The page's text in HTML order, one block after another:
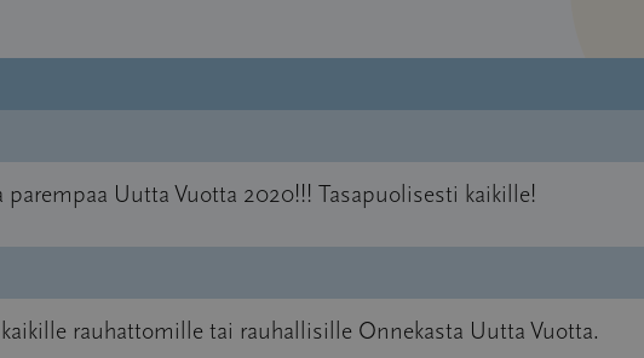
parempaa Uutta Vuotta 2020!!! Tasapuolisesti kaikille!
rauhattomille tai rauhallisille Onnekasta Uutta Vuotta.